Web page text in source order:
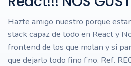
Hazte amigo nuestro porque
stack capaz de todo en React y
frontend de los que molan y si
que dejarlo todo fino fino. Ref.